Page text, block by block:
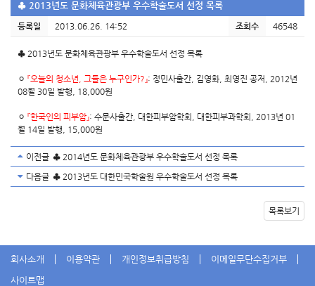
♣ 2013년도 문화체육관광부 우수학술도서 선정 목록
등록일 2013.06.26. 14:52 조회수 46548
♣ 2013년도 문화체육관광부 우수학술도서 선정 목록
ㅇ 『오늘의 청소년, 그들은 누구인가?』: 정민사출간, 김영화, 최영진 공저, 2012년
08월 30일 발행, 18,000원
ㅇ 『한국인의 피부암』: 수문사출간, 대한피부암학회, 대한피부과학회, 2013년 01
월 14일 발행, 15,000원
이전글 ♣ 2014년도 문화체육관광부 우수학술도서 선정 목록
다음글 ♣ 2013년도 대한민국학술원 우수학술도서 선정 목록
목록보기
회사소개 이용약관 개인정보취급방침
이메일무단수집거부
사이트맵